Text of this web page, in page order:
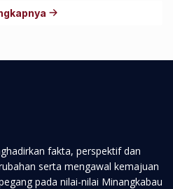
fakta, perspektif dan
serta mengawal kemajuan
pada nilai-nilai Minangkabau